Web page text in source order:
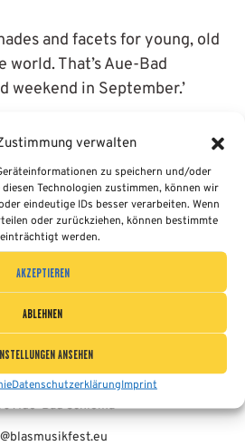
verwalten
zu speichern und/oder
Technologien zustimmen, können wir
eindeutige IDs besser verarbeiten. Wenn
oder zurückziehen, können bestimmte
werden.
AKZEPTIEREN
ABLEHNEN
ANSEHEN
DatenschutzerklärungImprint
and facets for young, old
That’s Aue-Bad
weekend in September.’
Aue-Bad
Schlema e.V.
Marktpassage 1
Aue-Bad Schlema